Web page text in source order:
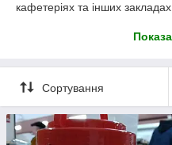
кафетеріях та інших
У групі представлений кави
Якщо ви не знайшли на
можете повідомити нашому
замовлення. Ми спробуємо
Ви можете замовити
Сортування